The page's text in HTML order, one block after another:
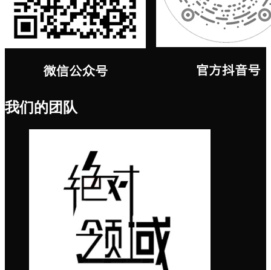
我们的团队